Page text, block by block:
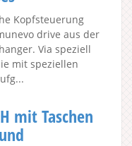
Kopfsteuerung
drive aus der
Via speziell
mit speziellen
mit Taschen